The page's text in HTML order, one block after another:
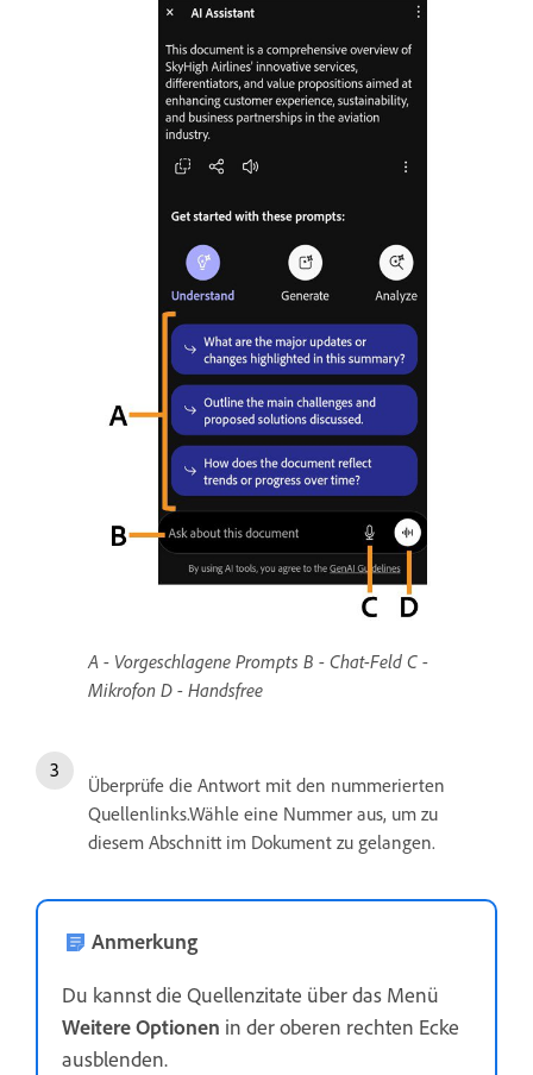
A - Vorgeschlagene Prompts B - Chat-Feld C -
Mikrofon D - Handsfree
Überprüfe die Antwort mit den nummerierten
Quellenlinks.Wähle eine Nummer aus, um zu
diesem Abschnitt im Dokument zu gelangen.
Anmerkung
Du kannst die Quellenzitate über das Menü
Weitere Optionen in der oberen rechten Ecke
ausblenden.